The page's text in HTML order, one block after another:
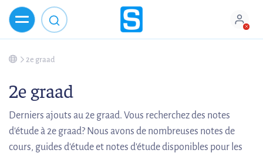
2e graad
2e graad
Derniers ajouts au 2e graad. Vous recherchez des notes
d'étude à 2e graad? Nous avons de nombreuses notes de
cours, guides d'étude et notes d'étude disponibles pour les